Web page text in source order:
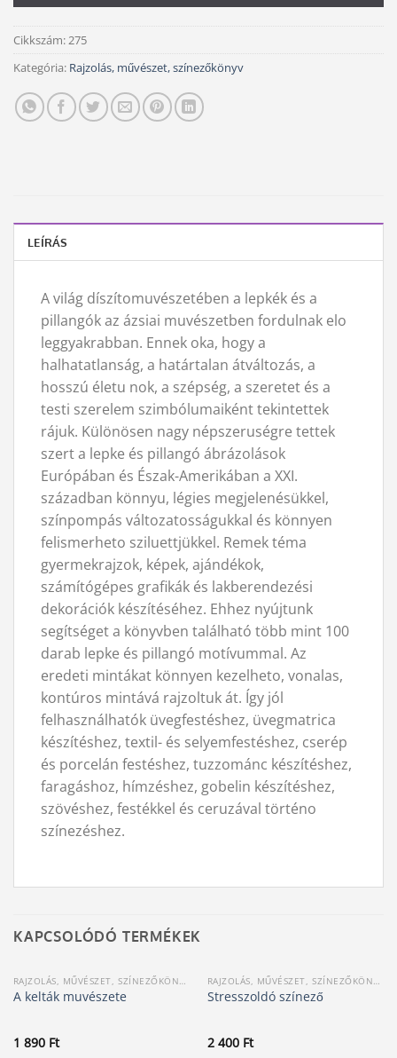
Cikkszám:275
Kategória: Rajzolás, művészet, színezőkönyv
LEÍRÁS
A világ díszítomuvészetében a lepkék és a
pillangók az ázsiai muvészetben fordulnak elo
leggyakrabban. Ennek oka, hogy a
halhatatlanság, a határtalan átváltozás, a
hosszú életu nok, a szépség, a szeretet és a
testi szerelem szimbólumaiként tekintettek
rájuk. Különösen nagy népszeruségre tettek
szert a lepke és pillangó ábrázolások
Európában és Észak-Amerikában a XXI.
században könnyu, légies megjelenésükkel,
színpompás változatosságukkal és könnyen
felismerheto sziluettjükkel. Remek téma
gyermekrajzok, képek, ajándékok,
számítógépes grafikák és lakberendezési
dekorációk készítéséhez. Ehhez nyújtunk
segítséget a könyvben található több mint 100
darab lepke és pillangó motívummal. Az
eredeti mintákat könnyen kezelheto, vonalas,
kontúros mintává rajzoltuk át. Így jól
felhasználhatók üvegfestéshez, üvegmatrica
készítéshez, textil- és selyemfestéshez, cserép
és porcelán festéshez, tuzzománc készítéshez,
faragáshoz, hímzéshez, gobelin készítéshez,
szövéshez, festékkel és ceruzával történo
színezéshez.
KAPCSOLÓDÓ TERMÉKEK
RAJZOLÁS, MŰVÉSZET, SZÍNEZŐKÖNYV
A kelták muvészete
1 890 Ft
RAJZOLÁS, MŰVÉSZET, SZÍNEZŐKÖNYV
Stresszoldó színező
2 400 Ft